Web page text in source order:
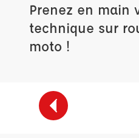
Prenez en main
technique sur
moto !